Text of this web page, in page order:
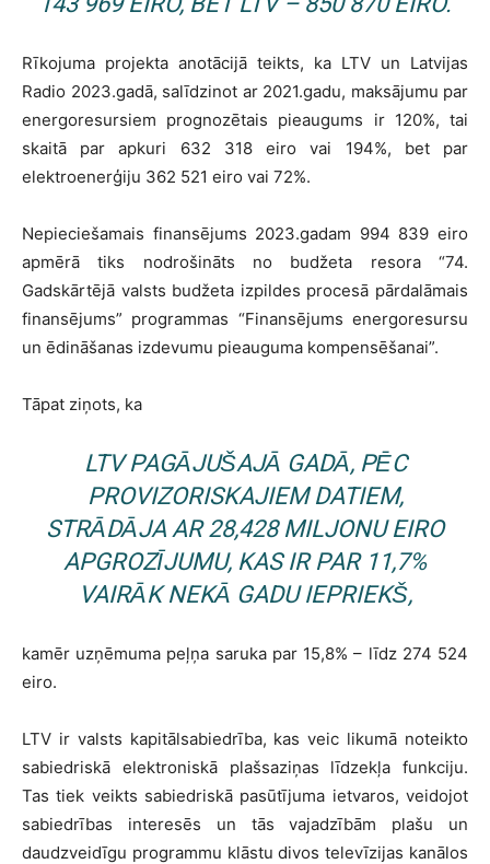
Rīkojuma projekta anotācijā teikts, ka LTV un Latvijas
Radio 2023.gadā, salīdzinot ar 2021.gadu, maksājumu par
energoresursiem prognozētais pieaugums ir 120%, tai
skaitā par apkuri 632 318 eiro vai 194%, bet par
elektroenerģiju 362 521 eiro vai 72%.
Nepieciešamais finansējums 2023.gadam 994 839 eiro
apmērā tiks nodrošināts no budžeta resora “74.
Gadskārtējā valsts budžeta izpildes procesā pārdalāmais
finansējums” programmas “Finansējums energoresursu
un ēdināšanas izdevumu pieauguma kompensēšanai”.
Tāpat ziņots, ka
LTV PAGĀJUŠAJĀ GADĀ, PĒC
PROVIZORISKAJIEM DATIEM,
STRĀDĀJA AR 28,428 MILJONU EIRO
APGROZĪJUMU, KAS IR PAR 11,7%
VAIRĀK NEKĀ GADU IEPRIEKŠ,
kamēr uzņēmuma peļņa saruka par 15,8% – līdz 274 524
eiro.
LTV ir valsts kapitālsabiedrība, kas veic likumā noteikto
sabiedriskā elektroniskā plašsaziņas līdzekļa funkciju.
Tas tiek veikts sabiedriskā pasūtījuma ietvaros, veidojot
sabiedrības interesēs un tās vajadzībām plašu un
daudzveidīgu programmu klāstu divos televīzijas kanālos